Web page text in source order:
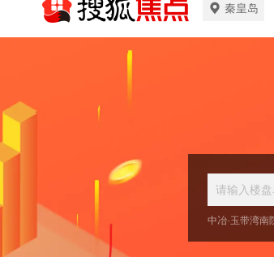
秦皇岛
中冶·玉带湾南